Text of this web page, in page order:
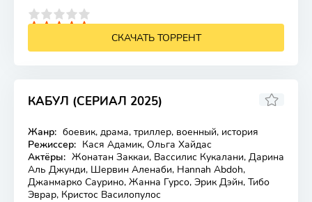
СКАЧАТЬ ТОРРЕНТ
КАБУЛ (СЕРИАЛ 2025)
Лицензия
Жанр: боевик, драма, триллер, военный, история
Режиссер: Кася Адамик, Ольга Хайдас
Актёры: Жонатан Заккаи, Вассилис Кукалани, Дарина
Аль Джунди, Шервин Аленаби, Hannah Abdoh,
Джанмарко Саурино, Жанна Гурсо, Эрик Дэйн, Тибо
Эврар, Кристос Василопулос